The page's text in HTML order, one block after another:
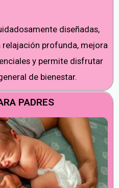
diseñadas,
profunda, mejora
y permite disfrutar
de bienestar.
PADRES